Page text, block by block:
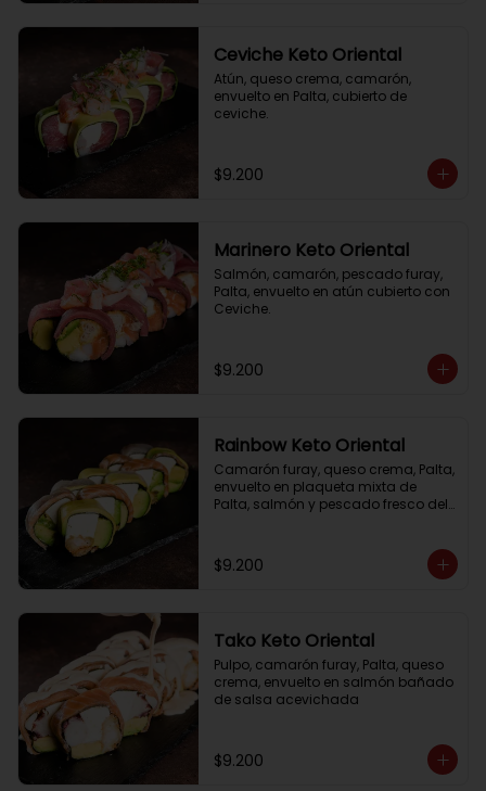
Ceviche Keto Oriental
Atún, queso crema, camarón,
envuelto en Palta, cubierto de
ceviche.
$9.200
Marinero Keto Oriental
Salmón, camarón, pescado furay,
Palta, envuelto en atún cubierto con
Ceviche.
$9.200
Rainbow Keto Oriental
Camarón furay, queso crema, Palta,
envuelto en plaqueta mixta de
Palta, salmón y pescado fresco del
$9.200
Tako Keto Oriental
Pulpo, camarón furay, Palta, queso
crema, envuelto en salmón bañado
de salsa acevichada
$9.200